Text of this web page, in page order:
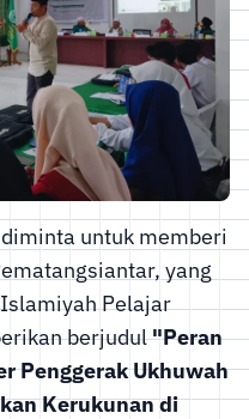
untuk memberi
yang
Pelajar
berjudul"Peran
Penggerak Ukhuwah
Kerukunan di